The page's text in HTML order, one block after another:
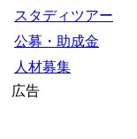
スタディツアー
公募・助成金
人材募集
広告